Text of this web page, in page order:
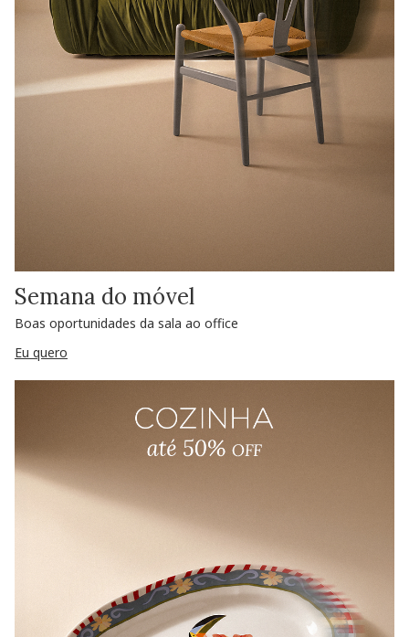
Semana do móvel
Boas oportunidades da sala ao office
Eu quero